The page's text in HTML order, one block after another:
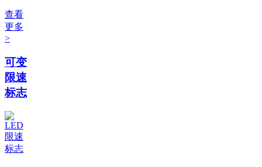
查看
更多
>
可变
限速
标志